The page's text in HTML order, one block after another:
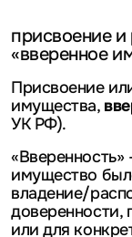
присвоение и
«вверенное
Присвоение
имущества,
УК РФ).
имущество
владение/
доверенности,
или для